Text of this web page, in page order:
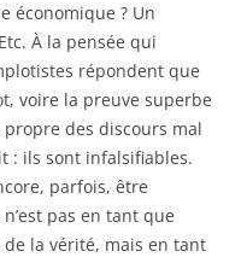
économique ? Un
À la pensée qui
répondent que
voire la preuve superbe
des discours mal
: ils sont infalsifiables.
parfois, être
pas en tant que
la vérité, mais en tant